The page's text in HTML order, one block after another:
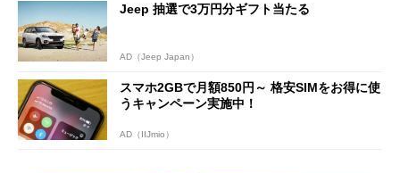
Jeep 抽選で3万円分ギフト当たる
AD（Jeep Japan）
スマホ2GBで月額850円～ 格安SIMをお得に使
うキャンペーン実施中！
AD（IIJmio）